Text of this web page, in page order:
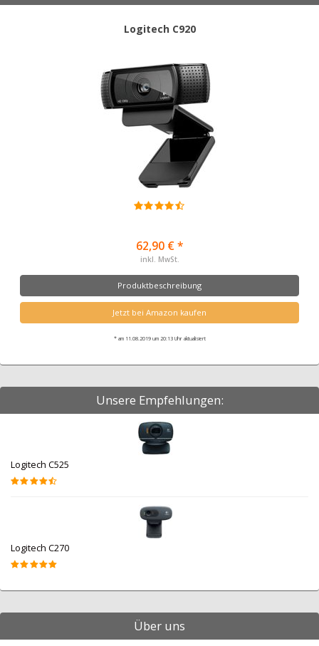
Logitech C920
62,90 € *
inkl. MwSt.
Produktbeschreibung
Jetzt bei Amazon kaufen
* am 11.08.2019 um 20:13 Uhr aktualisiert
Unsere Empfehlungen:
Logitech C525
Logitech C270
Über uns